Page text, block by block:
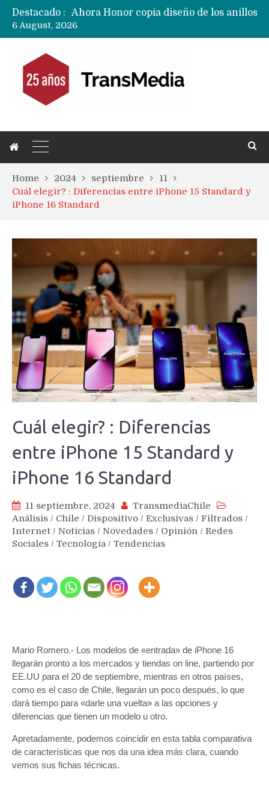
Destacado :
6 August, 2026
Home 2024 septiembre
11
Cuál elegir? : Diferencias entre iPhone 15 Standard y
iPhone 16 Standard
Cuál elegir? : Diferencias
entre iPhone 15 Standard y
iPhone 16 Standard
11 septiembre, 2024
TransmediaChile
Análisis / Chile / Dispositivo / Exclusivas / Filtrados /
Internet / Noticias / Novedades / Opinión / Redes
Sociales / Tecnología / Tendencias
Mario Romero.- Los modelos de «entrada» de iPhone 16
llegarán pronto a los mercados y tiendas on line, partiendo por
EE.UU para el 20 de septiembre, mientras en otros países,
como es el caso de Chile, llegarán un poco después, lo que
dará tiempo para «darle una vuelta» a las opciones y
diferencias que tienen un modelo u otro.
Apretadamente, podemos coincidir en esta tabla comparativa
de características que nos da una idea más clara, cuando
vemos sus fichas técnicas.